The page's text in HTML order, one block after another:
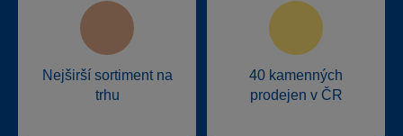
Nejširší sortiment na
trhu
40 kamenných
prodejen v ČR